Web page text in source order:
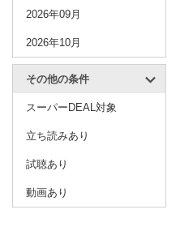
2026年09月
2026年10月
その他の条件
スーパーDEAL対象
立ち読みあり
試聴あり
動画あり